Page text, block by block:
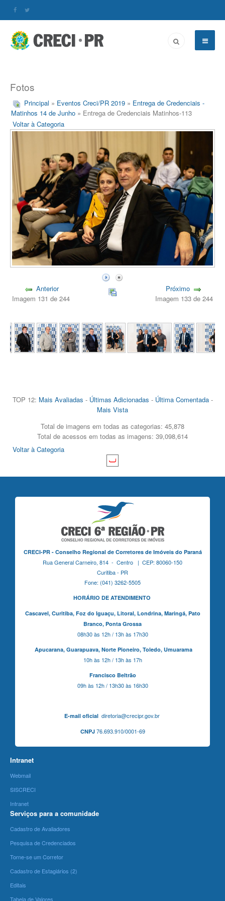
Fotos
Principal » Eventos Creci/PR 2019 » Entrega de Credenciais -
Matinhos 14 de Junho » Entrega de Credenciais Matinhos-113
Voltar à Categoria
Anterior
Imagem 131 de 244
Próximo
Imagem 133 de 244
TOP 12: Mais Avaliadas - Últimas Adicionadas - Última Comentada-
Mais Vista
Total de imagens em todas as categorias: 45,878
Total de acessos em todas as imagens: 39,098,614
Voltar à Categoria
CRECI-PR - Conselho Regional de Corretores de Imóveis do Paraná
Rua General Carneiro, 814 - Centro | CEP: 80060-150
Curitiba - PR
Fone: (041) 3262-5505
HORÁRIO DE ATENDIMENTO
Cascavel, Curitiba,Foz do Iguaçu, Litoral, Londrina, Maringá, Pato
Branco, Ponta Grossa
08h30 às 12h / 13h às 17h30
Apucarana, Guarapuava, Norte Pioneiro, Toledo, Umuarama
10h às 12h / 13h às 17h
Francisco Beltrão
09h às 12h / 13h30 às 16h30
E-mail oficialdiretoria@crecipr.gov.br
CNPJ76.693.910/0001-69
Intranet
Webmail
SISCRECI
Intranet
Serviços para a comunidade
Cadastro de Avaliadores
Pesquisa de Credenciados
Torne-se um Corretor
Cadastro de Estagiários (2)
Editais
Tabela de Valores